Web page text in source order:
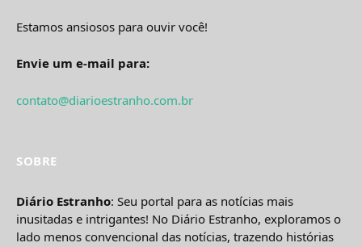
Estamos ansiosos para ouvir você!
Envie um e-mail para:
contato@diarioestranho.com.br
SOBRE
Diário Estranho: Seu portal para as notícias mais
inusitadas e intrigantes! No Diário Estranho, exploramos o
lado menos convencional das notícias, trazendo histórias